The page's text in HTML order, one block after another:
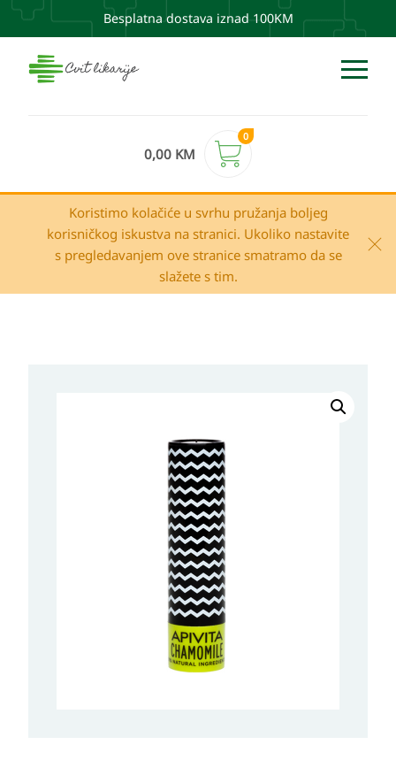
Besplatna dostava iznad 100KM
0,00 KM
0
Koristimo kolačiće u svrhu pružanja boljeg
korisničkog iskustva na stranici. Ukoliko nastavite
s pregledavanjem ove stranice smatramo da se
slažete s tim.